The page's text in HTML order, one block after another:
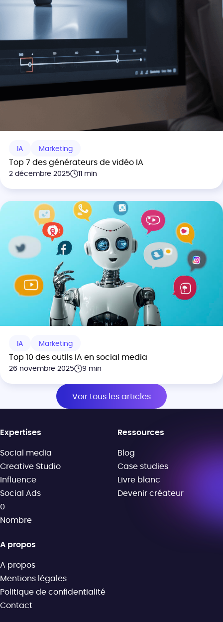
IA Marketing
Top 7 des générateurs de vidéo IA
2 décembre 2025 11 min
IA Marketing
Top 10 des outils IA en social media
26 novembre 2025 9 min
Voir tous les articles
Expertises
Social media
Creative Studio
Influence
Social Ads
0
Nombre
Ressources
Blog
Case studies
Livre blanc
Devenir créateur
A propos
A propos
Mentions légales
Politique de confidentialité
Contact